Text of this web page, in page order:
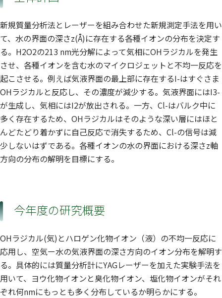
新規質量分析法とレーザーを組み合わせた新規測定手法を用い
て、水の界面の深さz(Å)に存在する各種イオンの分布を決定す
る。H2O2の213 nm光分解によって気相にOHラジカルを発生
させ、各種イオンを含む水のマイクロジェットと不均一反応を
起こさせる。例えば気液界面の最上部に存在するI-はすぐさま
OHラジカルと反応し、その濃度が減少する。気液界面にはI3-
が生成し、気相にはI2が放出される。一方、Cl-はバルク中に
多く存在するため、OHラジカルはそのような深い層にはほと
んどたどり着かずに自己反応で消失するため、Cl-の信号は減
少しないはずである。各種イオンの水の界面における深さz軸
方向の分布の解明を目標にする。
今年度の研究概要
OHラジカル(気)とハロゲン化物イオン（液）の不均一反応に
応用し、空気ー水の気液界面の深さ方向のイオン分布を解明す
る。具体的には質量分析計にYAGレーザーを加えた実験手法を
用いて、ヨウ化物イオンと臭化物イオン、塩化物イオンがそれ
ぞれ何nmにもっとも多く分布しているか明らかにする。